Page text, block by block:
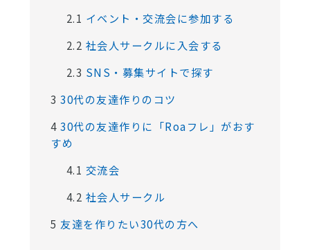
2.1 イベント・交流会に参加する
2.2 社会人サークルに入会する
2.3 SNS・募集サイトで探す
3 30代の友達作りのコツ
4 30代の友達作りに「Roaフレ」がおす
すめ
4.1 交流会
4.2 社会人サークル
5 友達を作りたい30代の方へ